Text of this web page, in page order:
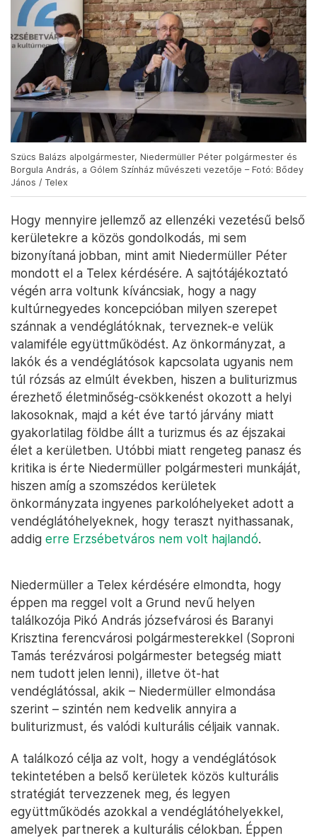
Szücs Balázs alpolgármester, Niedermüller Péter polgármester és
Borgula András, a Gólem Színház művészeti vezetője – Fotó: Bődey
János / Telex
Hogy mennyire jellemző az ellenzéki vezetésű belső
kerületekre a közös gondolkodás, mi sem
bizonyítaná jobban, mint amit Niedermüller Péter
mondott el a Telex kérdésére. A sajtótájékoztató
végén arra voltunk kíváncsiak, hogy a nagy
kultúrnegyedes koncepcióban milyen szerepet
szánnak a vendéglátóknak, terveznek-e velük
valamiféle együttműködést. Az önkormányzat, a
lakók és a vendéglátósok kapcsolata ugyanis nem
túl rózsás az elmúlt években, hiszen a buliturizmus
érezhető életminőség-csökkenést okozott a helyi
lakosoknak, majd a két éve tartó járvány miatt
gyakorlatilag földbe állt a turizmus és az éjszakai
élet a kerületben. Utóbbi miatt rengeteg panasz és
kritika is érte Niedermüller polgármesteri munkáját,
hiszen amíg a szomszédos kerületek
önkormányzata ingyenes parkolóhelyeket adott a
vendéglátóhelyeknek, hogy teraszt nyithassanak,
addig erre Erzsébetváros nem volt hajlandó.
Niedermüller a Telex kérdésére elmondta, hogy
éppen ma reggel volt a Grund nevű helyen
találkozója Pikó András józsefvárosi és Baranyi
Krisztina ferencvárosi polgármesterekkel (Soproni
Tamás terézvárosi polgármester betegség miatt
nem tudott jelen lenni), illetve öt-hat
vendéglátóssal, akik – Niedermüller elmondása
szerint – szintén nem kedvelik annyira a
buliturizmust, és valódi kulturális céljaik vannak.
A találkozó célja az volt, hogy a vendéglátósok
tekintetében a belső kerületek közös kulturális
stratégiát tervezzenek meg, és legyen
együttműködés azokkal a vendéglátóhelyekkel,
amelyek partnerek a kulturális célokban. Éppen